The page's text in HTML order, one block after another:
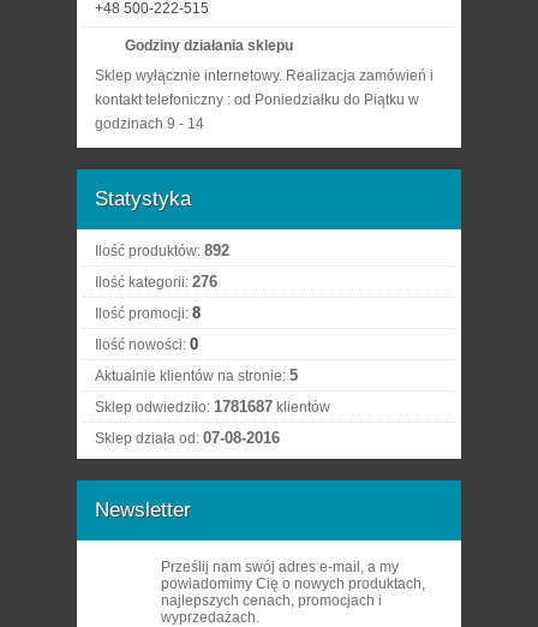
+48 500-222-515
Godziny działania sklepu
Sklep wyłącznie internetowy. Realizacja zamówień i
kontakt telefoniczny : od Poniedziałku do Piątku w
godzinach 9 - 14
Statystyka
Ilość produktów: 892
Ilość kategorii: 276
Ilość promocji: 8
Ilość nowości: 0
Aktualnie klientów na stronie: 5
Sklep odwiedziło: 1781687 klientów
Sklep działa od: 07-08-2016
Newsletter
Prześlij nam swój adres e-mail, a my
powiadomimy Cię o nowych produktach,
najlepszych cenach, promocjach i
wyprzedażach.